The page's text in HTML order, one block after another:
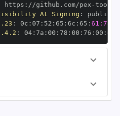
https : //github.com/pex -
At Signing :
: 0c : 07 : 52 : 65 : 6c : 65 :
: 04: 7a : 00 : 78 : 00 : 76 : 00 : dd